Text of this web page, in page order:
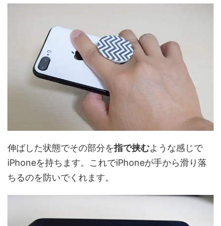
伸ばした状態でその部分を指で挟むような感じで
iPhoneを持ちます。これでiPhoneが手から滑り落
ちるのを防いでくれます。